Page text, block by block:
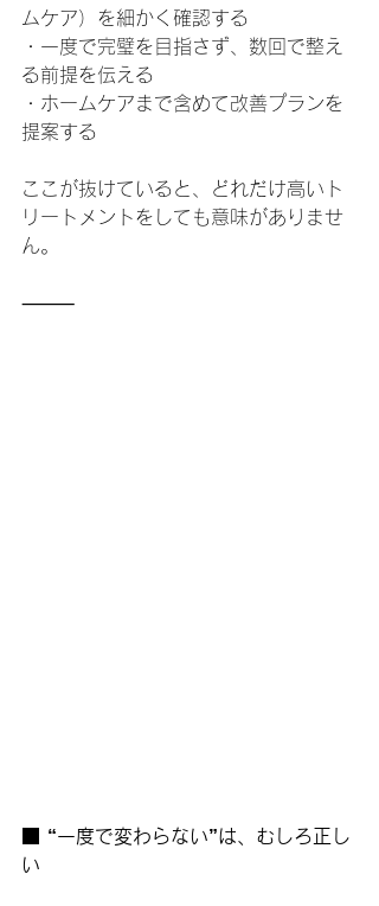
ムケア）を細かく確認する
・一度で完璧を目指さず、数回で整え
る前提を伝える
・ホームケアまで含めて改善プランを
提案する
ここが抜けていると、どれだけ高いト
リートメントをしても意味がありませ
ん。
⸻
■ “一度で変わらない”は、むしろ正し
い